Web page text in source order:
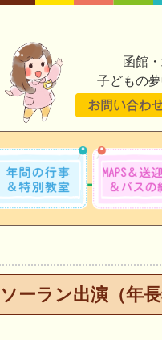
函館
子どもの
ラン出演（年長